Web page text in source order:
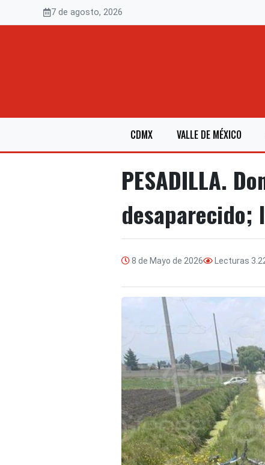
7 de agosto, 2026
CDMX VALLE DE MÉXICO
PESADILLA.
desaparecido;
8 de Mayo de 2026 Lecturas